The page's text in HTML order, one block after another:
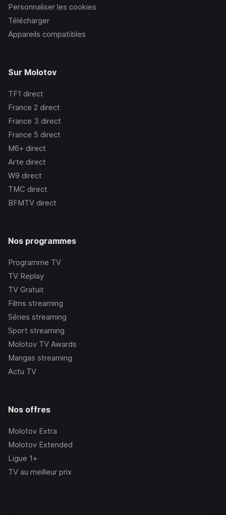
Personnaliser les cookies
Télécharger
Appareils compatibles
Sur Molotov
TF1 direct
France 2 direct
France 3 direct
France 5 direct
M6+ direct
Arte direct
W9 direct
TMC direct
BFMTV direct
Nos programmes
Programme TV
TV Replay
TV Gratuit
Films streaming
Séries streaming
Sport streaming
Molotov TV Awards
Mangas streaming
Actu TV
Nos offres
Molotov Extra
Molotov Extended
Ligue 1+
TV au meilleur prix